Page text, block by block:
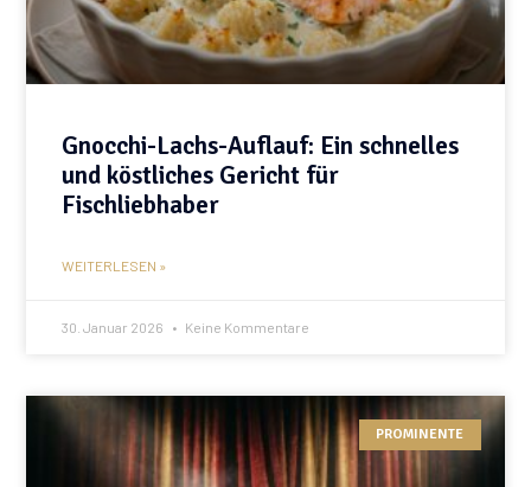
Gnocchi-Lachs-Auflauf: Ein schnelles
und köstliches Gericht für
Fischliebhaber
WEITERLESEN »
30. Januar 2026 Keine Kommentare
PROMINENTE